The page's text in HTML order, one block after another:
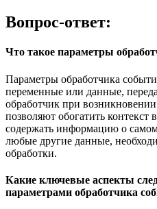
Вопрос-ответ:
Что такое параметры
Параметры обработчика
переменные или данные,
обработчик при
позволяют обогатить
содержать информацию о
любые другие данные,
обработки.
Какие ключевые аспекты
параметрами обработчика